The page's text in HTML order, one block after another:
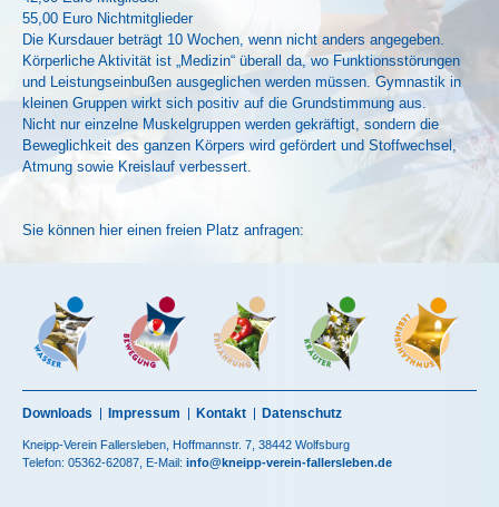
55,00 Euro Nichtmitglieder
Die Kursdauer beträgt 10 Wochen, wenn nicht anders angegeben.
Körperliche Aktivität ist „Medizin“ überall da, wo Funktionsstörungen
und Leistungseinbußen ausgeglichen werden müssen. Gymnastik in
kleinen Gruppen wirkt sich positiv auf die Grundstimmung aus.
Nicht nur einzelne Muskelgruppen werden gekräftigt, sondern die
Beweglichkeit des ganzen Körpers wird gefördert und Stoffwechsel,
Atmung sowie Kreislauf verbessert.
Sie können hier einen freien Platz anfragen:
Downloads Impressum Kontakt Datenschutz
Kneipp-Verein Fallersleben, Hoffmannstr. 7, 38442 Wolfsburg
Telefon: 05362-62087, E-Mail: info@kneipp-verein-fallersleben.de